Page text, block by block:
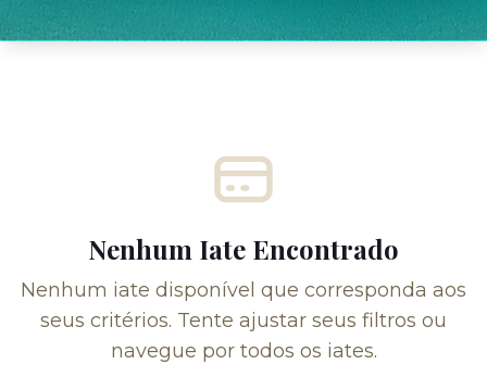
Nenhum Iate Encontrado
Nenhum iate disponível que corresponda aos
seus critérios. Tente ajustar seus filtros ou
navegue por todos os iates.